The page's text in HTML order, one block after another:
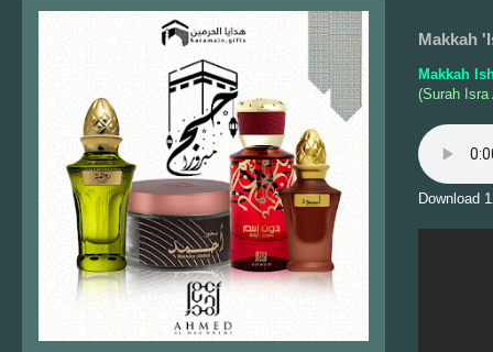
Makkah
Makkah
(Surah Isra
Download